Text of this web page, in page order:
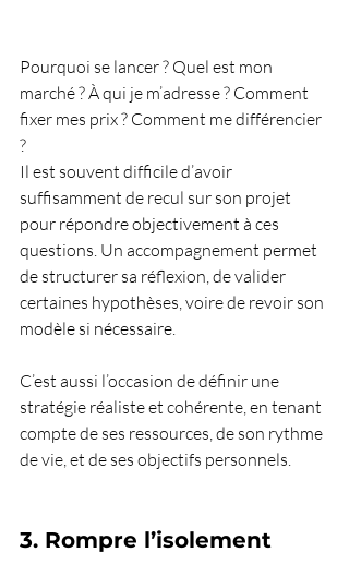
Pourquoi se lancer ? Quel est mon
marché ? À qui je m’adresse ? Comment
fixer mes prix ? Comment me différencier
?
Il est souvent difficile d’avoir
suffisamment de recul sur son projet
pour répondre objectivement à ces
questions. Un accompagnement permet
de structurer sa réflexion, de valider
certaines hypothèses, voire de revoir son
modèle si nécessaire.
C’est aussi l’occasion de définir une
stratégie réaliste et cohérente, en tenant
compte de ses ressources, de son rythme
de vie, et de ses objectifs personnels.
3. Rompre l’isolement